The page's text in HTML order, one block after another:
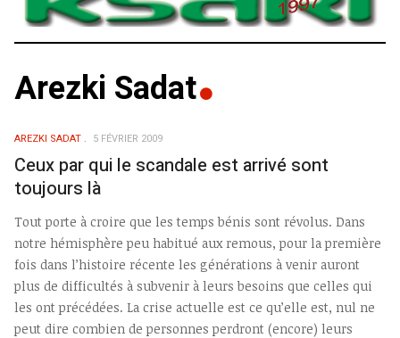
Arezki Sadat
AREZKI SADAT 5 FÉVRIER 2009
Ceux par qui le scandale est arrivé sont
toujours là
Tout porte à croire que les temps bénis sont révolus. Dans
notre hémisphère peu habitué aux remous, pour la première
fois dans l’histoire récente les générations à venir auront
plus de difficultés à subvenir à leurs besoins que celles qui
les ont précédées. La crise actuelle est ce qu’elle est, nul ne
peut dire combien de personnes perdront (encore) leurs